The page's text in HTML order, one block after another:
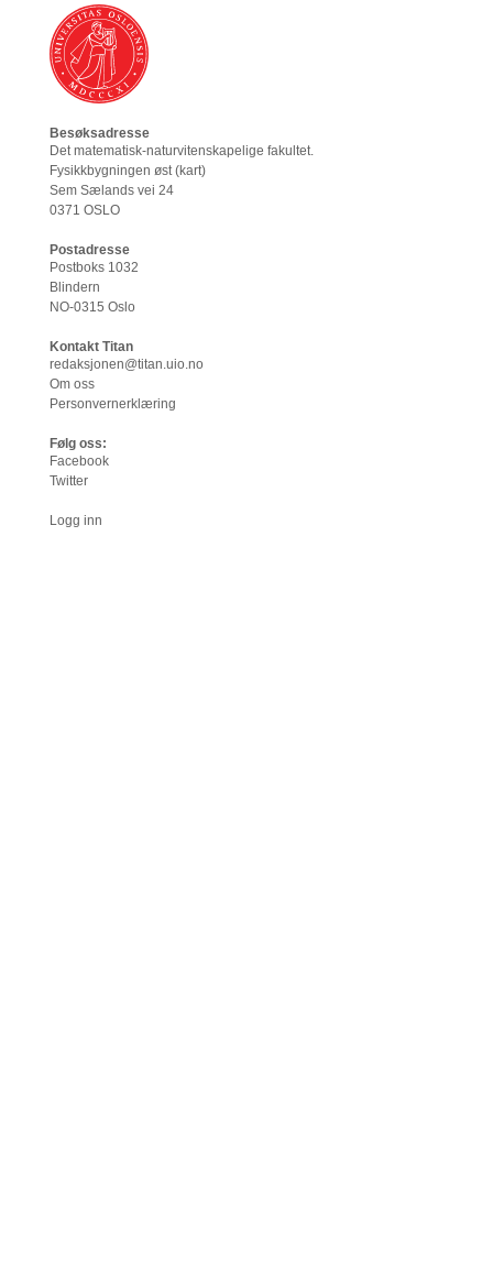
Besøksadresse
Det matematisk-naturvitenskapelige fakultet.
Fysikkbygningen øst (kart)
Sem Sælands vei 24
0371 OSLO
Postadresse
Postboks 1032
Blindern
NO-0315 Oslo
Kontakt Titan
redaksjonen@titan.uio.no
Om oss
Personvernerklæring
Følg oss:
Facebook
Twitter
Logg inn